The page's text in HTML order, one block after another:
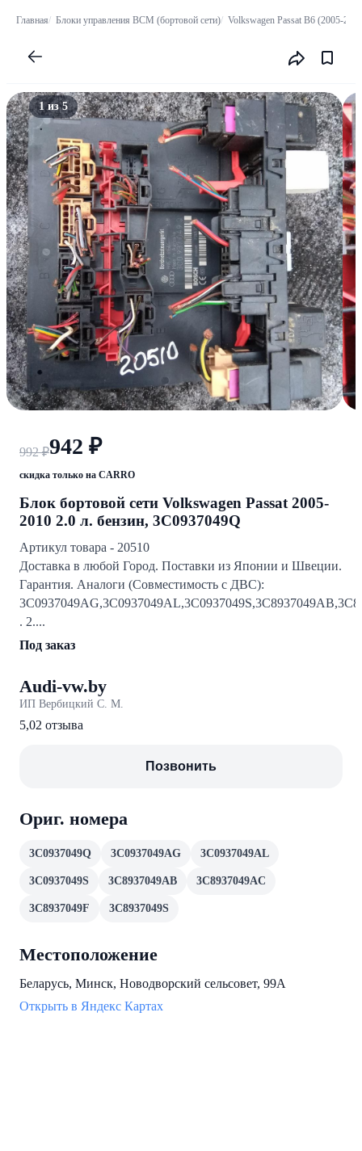
Главная Блоки управления BCM (бортовой сети) Volkswagen Passat B6 (2005-
1 из 5
992 ₽942 ₽
скидка только на CARRO
Блок бортовой сети Volkswagen Passat 2005-
2010 2.0 л. бензин, 3C0937049Q
Артикул товара - 20510
Доставка в любой Город. Поставки из Японии и Швеции.
Гарантия. Аналоги (Совместимость с ДВС):
. 2....
Под заказ
Audi-vw.by
ИП Вербицкий С. М.
5,02 отзыва
Позвонить
Ориг. номера
3C0937049Q 3C0937049AG 3C0937049AL
3C0937049S 3C8937049AB 3C8937049AC
3C8937049F 3C8937049S
Местоположение
Беларусь, Минск, Новодворский сельсовет, 99А
Открыть в Яндекс Картах